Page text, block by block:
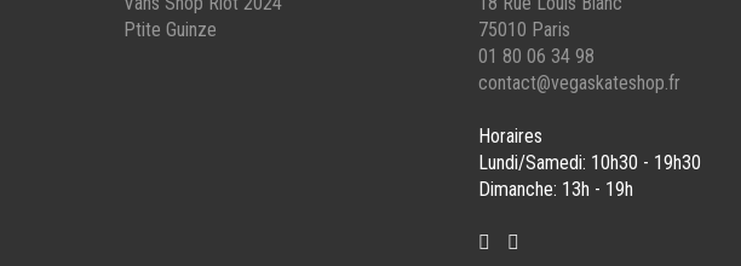
Ptite Guinze
75010 Paris
01 80 06 34 98
contact@vegaskateshop.fr
Horaires
Lundi/Samedi: 10h30 - 19h30
Dimanche: 13h - 19h